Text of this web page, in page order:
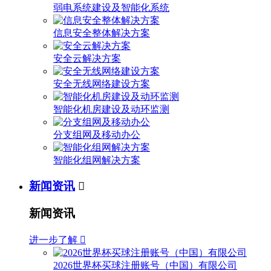
弱电系统建设及智能化系统
信息安全整体解决方案
安全云解决方案
安全无线网络建设方案
智能化机房建设及动环监测
分支组网及移动办公
智能化组网解决方案
新闻资讯 
新闻资讯
进一步了解 
2026世界杯买球注册账号（中国）有限公司